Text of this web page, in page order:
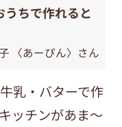
うちで作れると
〈あーぴん〉さん
乳・バターで作
ッチンがあま～